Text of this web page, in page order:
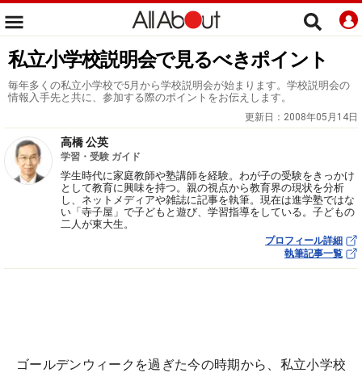
私立小学校説明会で見るべきポイント
毎年多くの私立小学校で5月から学校説明会が始まります。学校説明会の
情報入手先と共に、参加する際のポイントをお伝えします。
更新日： 2008年05月14日
高橋 公英
学習・受験 ガイド
学生時代に家庭教師や塾講師を経験。わが子の受験をきっかけ
として教育に興味を持つ。親の視点から教育界の現状を分析
し、ネットメディアや雑誌に記事を執筆。現在は進学塾ではな
い「寺子屋」で子どもと遊び、学習指導をしている。子どもの
二人が東大生。
プロフィール詳細
執筆記事一覧
ゴールデンウィークを過ぎた今の時期から、私立小学校